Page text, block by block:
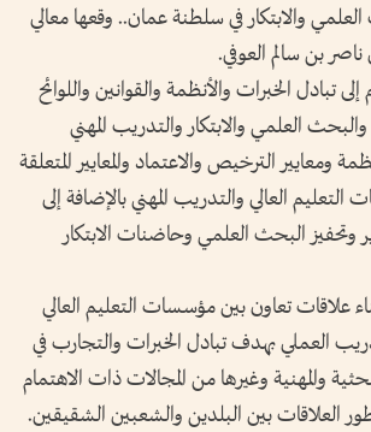
العلمي والابتكار في سلطنة عمان.. وقعها معالي
بن سالم العوفي.
تبادل الخبرات والأنظمة والقوانين واللوائح
والبحث العلمي والابتكار والتدريب المهني
ومعايير الترخيص والاعتماد والمعايير المتعلقة
العالي والتدريب المهني بالإضافة إلى
وتحفيز البحث العلمي وحاضنات الابتكار
علاقات تعاون بين مؤسسات التعليم العالي
العملي بهدف تبادل الخبرات والتجارب في
والمهنية وغيرها من المجالات ذات الاهتمام
العلاقات بين البلدين والشعبين الشقيقين.